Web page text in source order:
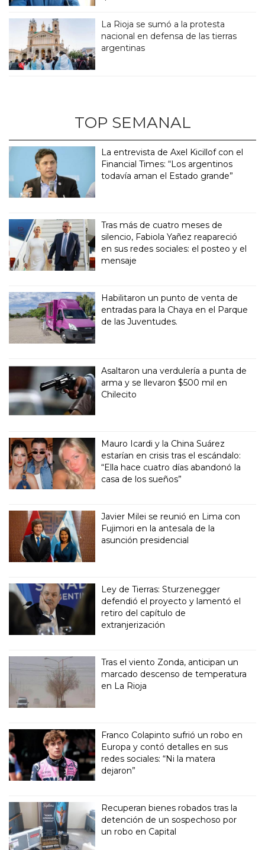
La Rioja se sumó a la protesta
nacional en defensa de las tierras
argentinas
TOP SEMANAL
La entrevista de Axel Kicillof con el
Financial Times: “Los argentinos
todavía aman el Estado grande”
Tras más de cuatro meses de
silencio, Fabiola Yañez reapareció
en sus redes sociales: el posteo y el
mensaje
Habilitaron un punto de venta de
entradas para la Chaya en el Parque
de las Juventudes.
Asaltaron una verdulería a punta de
arma y se llevaron $500 mil en
Chilecito
Mauro Icardi y la China Suárez
estarían en crisis tras el escándalo:
“Ella hace cuatro días abandonó la
casa de los sueños”
Javier Milei se reunió en Lima con
Fujimori en la antesala de la
asunción presidencial
Ley de Tierras: Sturzenegger
defendió el proyecto y lamentó el
retiro del capítulo de
extranjerización
Tras el viento Zonda, anticipan un
marcado descenso de temperatura
en La Rioja
Franco Colapinto sufrió un robo en
Europa y contó detalles en sus
redes sociales: “Ni la matera
dejaron”
Recuperan bienes robados tras la
detención de un sospechoso por
un robo en Capital